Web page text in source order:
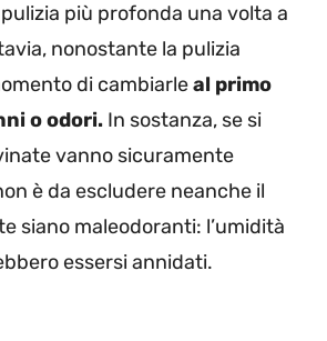
più profonda una volta a
nonostante la pulizia
di cambiarleal primo
o odori. In sostanza, se si
vanno sicuramente
è da escludere neanche il
siano maleodoranti: l’umidità
essersi annidati.